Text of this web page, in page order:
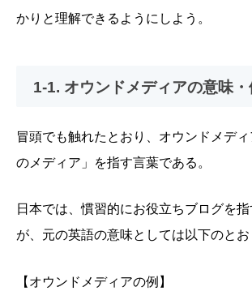
かりと理解できるようにしよう。
1-1. オウンドメディアの意味・
冒頭でも触れたとおり、オウンドメデ
のメディア」を指す言葉である。
日本では、慣習的にお役立ちブログを
が、元の英語の意味としては以下のとお
【オウンドメディアの例】